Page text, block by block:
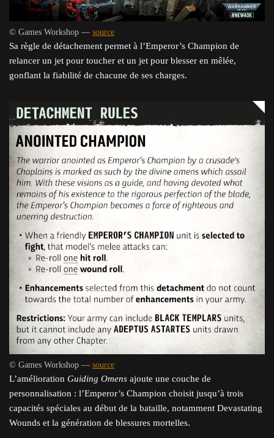
© Games Workshop — source
Sa règle de détachement permet à l’Emperor’s Champion de
relancer un jet pour toucher et un jet pour blesser en mêlée,
gonflant la fiabilité de chacune de ses charges.
© Games Workshop — source
L’amélioration Guiding Omens ajoute une couche de
personnalisation : l’Emperor’s Champion choisit jusqu’à trois
capacités spéciales au début de la bataille, notamment Devastating
Wounds et la génération de blessures mortelles.